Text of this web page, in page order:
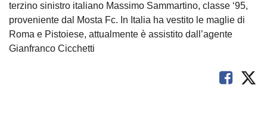
terzino sinistro italiano Massimo Sammartino, classe ‘95,
proveniente dal Mosta Fc. In Italia ha vestito le maglie di
Roma e Pistoiese, attualmente è assistito dall’agente
Gianfranco Cicchetti